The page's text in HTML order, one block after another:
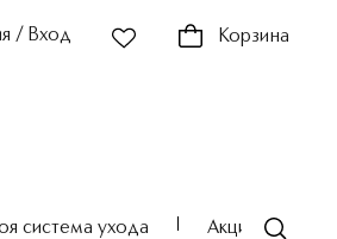
/ Вход Корзина
система ухода Акции